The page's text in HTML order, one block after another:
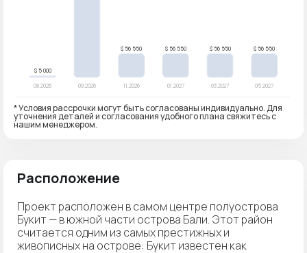
* Условия рассрочки могут быть согласованы индивидуально. Для
уточнения деталей и согласования удобного плана свяжитесь с
нашим менеджером.
Расположение
Проект расположен в самом центре полуострова
Букит — в южной части острова Бали. Этот район
считается одним из самых престижных и
живописных на острове: Букит известен как